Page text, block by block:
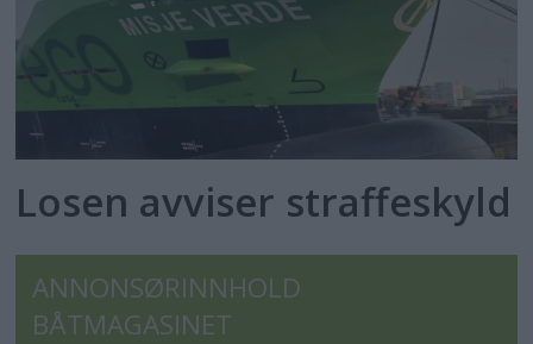
Losen avviser straffeskyld
ANNONSØRINNHOLD
BÅTMAGASINET